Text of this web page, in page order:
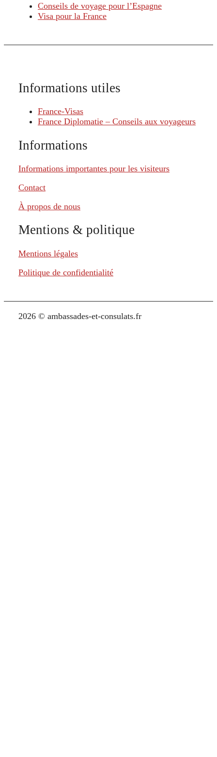
Conseils de voyage pour l’Espagne
Visa pour la France
Informations utiles
France-Visas
France Diplomatie – Conseils aux voyageurs
Informations
Informations importantes pour les visiteurs
Contact
À propos de nous
Mentions & politique
Mentions légales
Politique de confidentialité
2026 © ambassades-et-consulats.fr